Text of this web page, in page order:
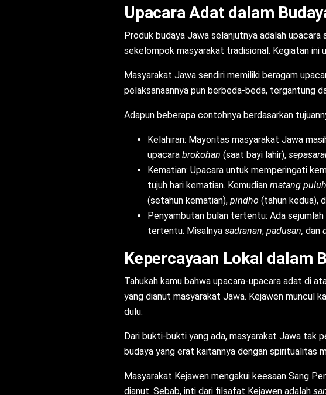
Upacara Adat dalam
Produk budaya Jawa selanjutnya adalah
sekelompok masyarakat tradisional. Kegiatan ini
Masyarakat Jawa sendiri memiliki beragam
pelaksanaannya pun berbeda-beda, tergantung
Adapun beberapa contohnya berdasarkan
Kelahiran: Mayoritas masyarakat Jawa
upacara brokohan (saat bayi lahir),
Kematian: Upacara untuk memperingati
tujuh hari kematian. Kemudian matang
(setahun kematian), pindho (tahun kedua),
Penyambutan bulan tertentu: Ada
tertentu. Misalnya sadranan, padusan, dan
Kepercayaan Lokal dalam
Tahukah kamu bahwa upacara-upacara adat di
yang dianut masyarakat Jawa. Kejawen muncul
dulu.
Dari bukti-bukti yang ada, masyarakat Jawa tak
budaya yang erat kaitannya dengan spiritualitas
Masyarakat Kejawen mengakui keesaan Sang
dianut. Sebab, inti dari filsafat Kejawen adalah